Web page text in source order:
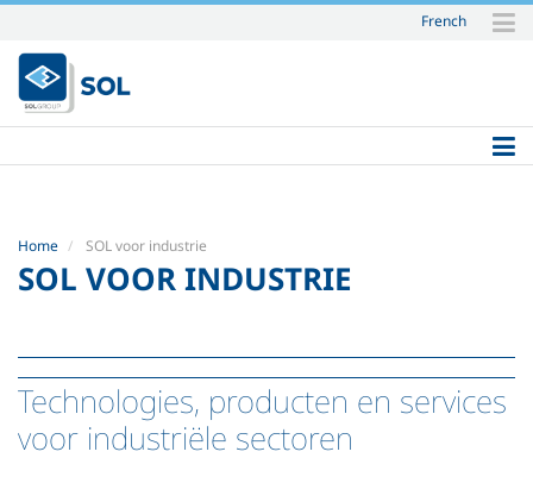
Skip
to
content.
|
to
French
Home SOL voor industrie
SOL VOOR INDUSTRIE
Technologies, producten en services
voor industriële sectoren